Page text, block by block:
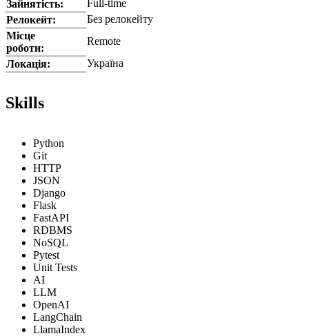
Зайнятість:
Full-time
Релокейт:
Без релокейту
Місце
роботи:
Remote
Локація:
Україна
Skills
Python
Git
HTTP
JSON
Django
Flask
FastAPI
RDBMS
NoSQL
Pytest
Unit Tests
AI
LLM
OpenAI
LangChain
LlamaIndex